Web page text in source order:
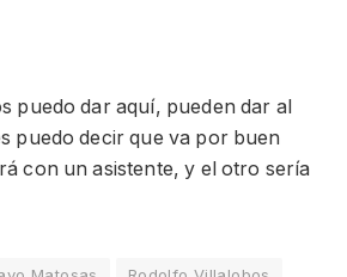
puedo dar aquí, pueden dar al
puedo decir que va por buen
con un asistente, y el otro sería